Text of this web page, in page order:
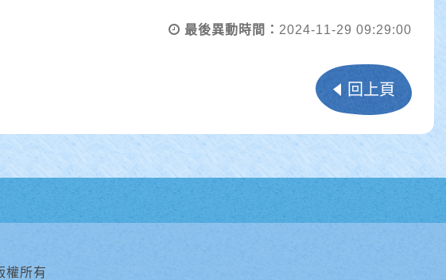
最後異動時間： 2024-11-29 09:29:00
回上頁
權所有